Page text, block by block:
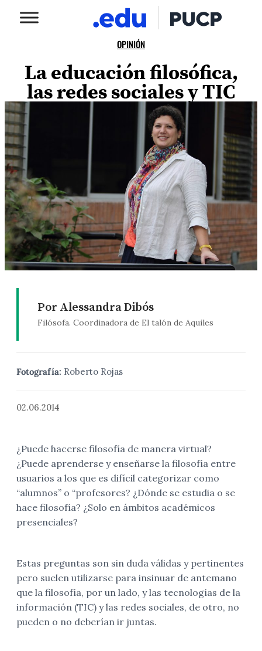
OPINIÓN
La educación filosófica,
las redes sociales y TIC
Por Alessandra Dibós
Filósofa. Coordinadora de El talón de Aquiles
Fotografía: Roberto Rojas
02.06.2014
¿Puede hacerse filosofía de manera virtual?
¿Puede aprenderse y enseñarse la filosofía entre
usuarios a los que es difícil categorizar como
“alumnos” o “profesores? ¿Dónde se estudia o se
hace filosofía? ¿Solo en ámbitos académicos
presenciales?
Estas preguntas son sin duda válidas y pertinentes
pero suelen utilizarse para insinuar de antemano
que la filosofía, por un lado, y las tecnologías de la
información (TIC) y las redes sociales, de otro, no
pueden o no deberían ir juntas.